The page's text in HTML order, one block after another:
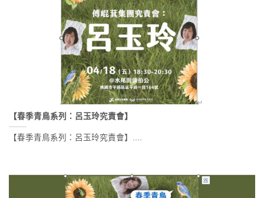
【春季青鳥系列：呂玉玲究責會】
【春季青鳥系列：呂玉玲究責會】....